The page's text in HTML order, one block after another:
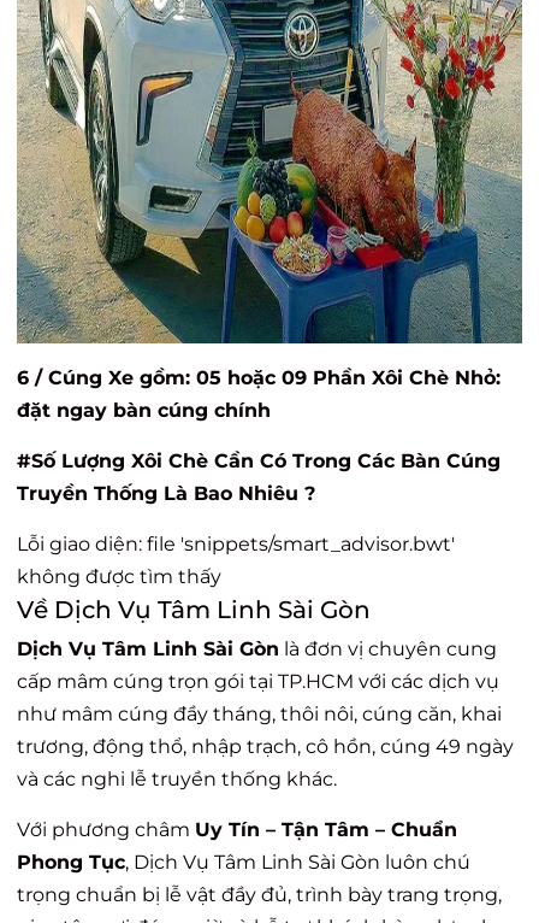
6 / Cúng Xe gồm: 05 hoặc 09 Phần Xôi Chè Nhỏ:
đặt ngay bàn cúng chính
#Số Lượng Xôi Chè Cần Có Trong Các Bàn Cúng
Truyền Thống Là Bao Nhiêu ?
Lỗi giao diện: file 'snippets/smart_advisor.bwt'
không được tìm thấy
Về Dịch Vụ Tâm Linh Sài Gòn
Dịch Vụ Tâm Linh Sài Gòn là đơn vị chuyên cung
cấp mâm cúng trọn gói tại TP.HCM với các dịch vụ
như mâm cúng đầy tháng, thôi nôi, cúng căn, khai
trương, động thổ, nhập trạch, cô hồn, cúng 49 ngày
và các nghi lễ truyền thống khác.
Với phương châm Uy Tín – Tận Tâm – Chuẩn
Phong Tục, Dịch Vụ Tâm Linh Sài Gòn luôn chú
trọng chuẩn bị lễ vật đầy đủ, trình bày trang trọng,